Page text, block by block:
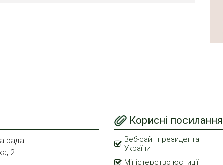
рада
2
Корисні посилання
Веб-сайт президента
України
Міністерство юстиції